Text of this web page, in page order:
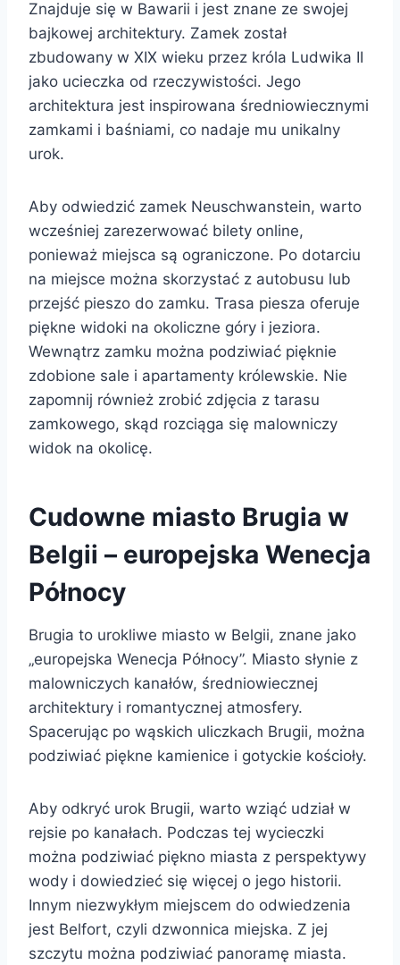
Znajduje się w Bawarii i jest znane ze swojej
bajkowej architektury. Zamek został
zbudowany w XIX wieku przez króla Ludwika II
jako ucieczka od rzeczywistości. Jego
architektura jest inspirowana średniowiecznymi
zamkami i baśniami, co nadaje mu unikalny
urok.
Aby odwiedzić zamek Neuschwanstein, warto
wcześniej zarezerwować bilety online,
ponieważ miejsca są ograniczone. Po dotarciu
na miejsce można skorzystać z autobusu lub
przejść pieszo do zamku. Trasa piesza oferuje
piękne widoki na okoliczne góry i jeziora.
Wewnątrz zamku można podziwiać pięknie
zdobione sale i apartamenty królewskie. Nie
zapomnij również zrobić zdjęcia z tarasu
zamkowego, skąd rozciąga się malowniczy
widok na okolicę.
Cudowne miasto Brugia w
Belgii – europejska Wenecja
Północy
Brugia to urokliwe miasto w Belgii, znane jako
„europejska Wenecja Północy”. Miasto słynie z
malowniczych kanałów, średniowiecznej
architektury i romantycznej atmosfery.
Spacerując po wąskich uliczkach Brugii, można
podziwiać piękne kamienice i gotyckie kościoły.
Aby odkryć urok Brugii, warto wziąć udział w
rejsie po kanałach. Podczas tej wycieczki
można podziwiać piękno miasta z perspektywy
wody i dowiedzieć się więcej o jego historii.
Innym niezwykłym miejscem do odwiedzenia
jest Belfort, czyli dzwonnica miejska. Z jej
szczytu można podziwiać panoramę miasta.